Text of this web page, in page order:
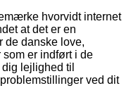
hvorvidt internet
at det er en
de danske love,
som er indført i de
lejlighed til
ved dit